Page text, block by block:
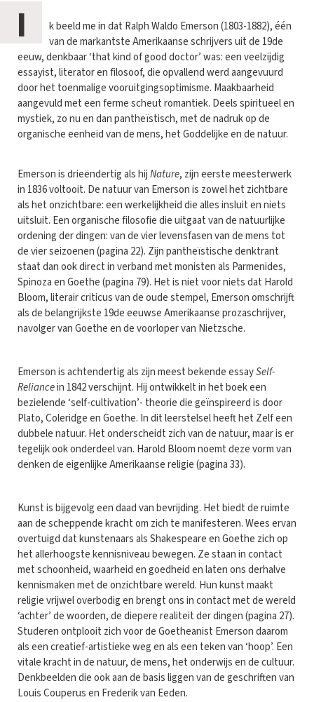
I
k beeld me in dat Ralph Waldo Emerson (1803-1882), één
van de markantste Amerikaanse schrijvers uit de 19de
eeuw, denkbaar ‘that kind of good doctor’ was: een veelzijdig
essayist, literator en filosoof, die opvallend werd aangevuurd
door het toenmalige vooruitgingsoptimisme. Maakbaarheid
aangevuld met een ferme scheut romantiek. Deels spiritueel en
mystiek, zo nu en dan pantheïstisch, met de nadruk op de
organische eenheid van de mens, het Goddelijke en de natuur.
Emerson is drieëndertig als hijNature, zijn eerste meesterwerk
in 1836 voltooit. De natuur van Emerson is zowel het zichtbare
als het onzichtbare: een werkelijkheid die alles insluit en niets
uitsluit. Een organische filosofie die uitgaat van de natuurlijke
ordening der dingen: van de vier levensfasen van de mens tot
de vier seizoenen (pagina 22). Zijn pantheïstische denktrant
staat dan ook direct in verband met monisten als Parmenides,
Spinoza en Goethe (pagina 79). Het is niet voor niets dat Harold
Bloom, literair criticus van de oude stempel, Emerson omschrijft
als de belangrijkste 19de eeuwse Amerikaanse prozaschrijver,
navolger van Goethe en de voorloper van Nietzsche.
Emerson is achtendertig als zijn meest bekende essaySelf-
Reliancein 1842 verschijnt. Hij ontwikkelt in het boek een
bezielende ‘self-cultivation’- theorie die geïnspireerd is door
Plato, Coleridge en Goethe. In dit leerstelsel heeft het Zelf een
dubbele natuur. Het onderscheidt zich van de natuur, maar is er
tegelijk ook onderdeel van. Harold Bloom noemt deze vorm van
denken de eigenlijke Amerikaanse religie (pagina 33).
Kunst is bijgevolg een daad van bevrijding. Het biedt de ruimte
aan de scheppende kracht om zich te manifesteren. Wees ervan
overtuigd dat kunstenaars als Shakespeare en Goethe zich op
het allerhoogste kennisniveau bewegen. Ze staan in contact
met schoonheid, waarheid en goedheid en laten ons derhalve
kennismaken met de onzichtbare wereld. Hun kunst maakt
religie vrijwel overbodig en brengt ons in contact met de wereld
‘achter’ de woorden, de diepere realiteit der dingen (pagina 27).
Studeren ontplooit zich voor de Goetheanist Emerson daarom
als een creatief-artistieke weg en als een teken van ‘hoop’. Een
vitale kracht in de natuur, de mens, het onderwijs en de cultuur.
Denkbeelden die ook aan de basis liggen van de geschriften van
Louis Couperus en Frederik van Eeden.